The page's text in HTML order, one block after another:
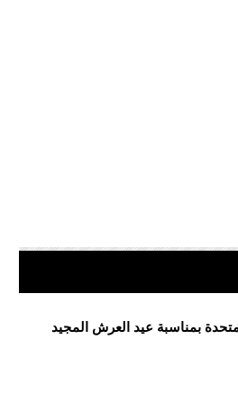
بمناسبة عيد العرش المجيد